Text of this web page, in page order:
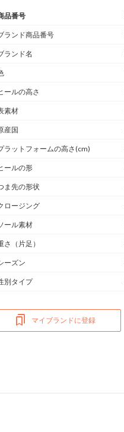
品番号
ランド商品番号
ランド名
ールの高さ
素材
産国
ラットフォームの高さ(cm)
ールの形
ま先の形状
ロージング
ール素材
さ （片足）
ーズン
別タイプ
マイブランドに登録